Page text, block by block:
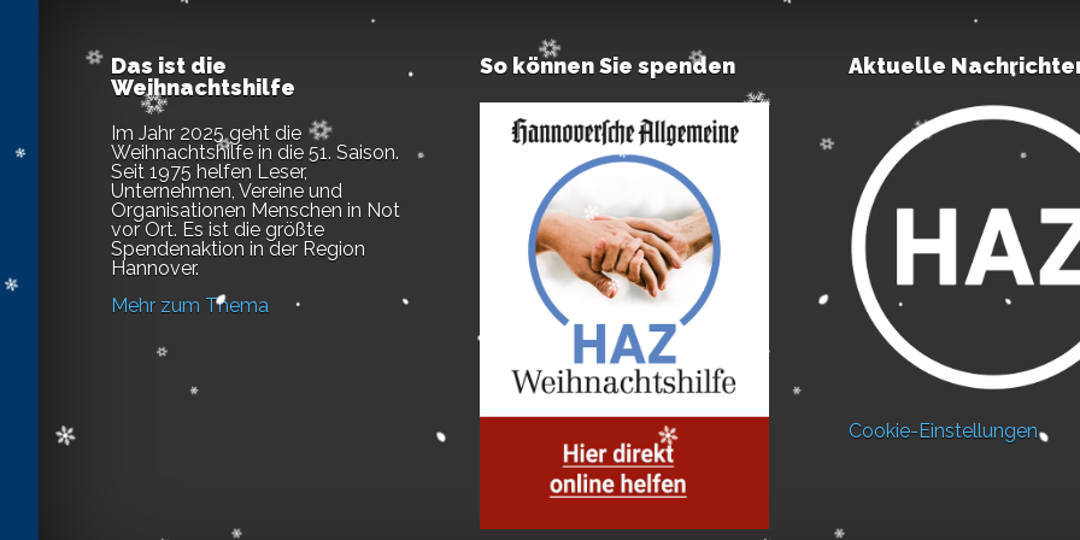
Das ist die
Weihnachtshilfe
Im Jahr 2025 geht die
Weihnachtshilfe in die 51. Saison.
Seit 1975 helfen Leser,
Unternehmen, Vereine und
Organisationen Menschen in Not
vor Ort. Es ist die größte
Spendenaktion in der Region
Hannover.
Mehr zum Thema
So können Sie spenden Aktuelle
Cookie-Einstellungen